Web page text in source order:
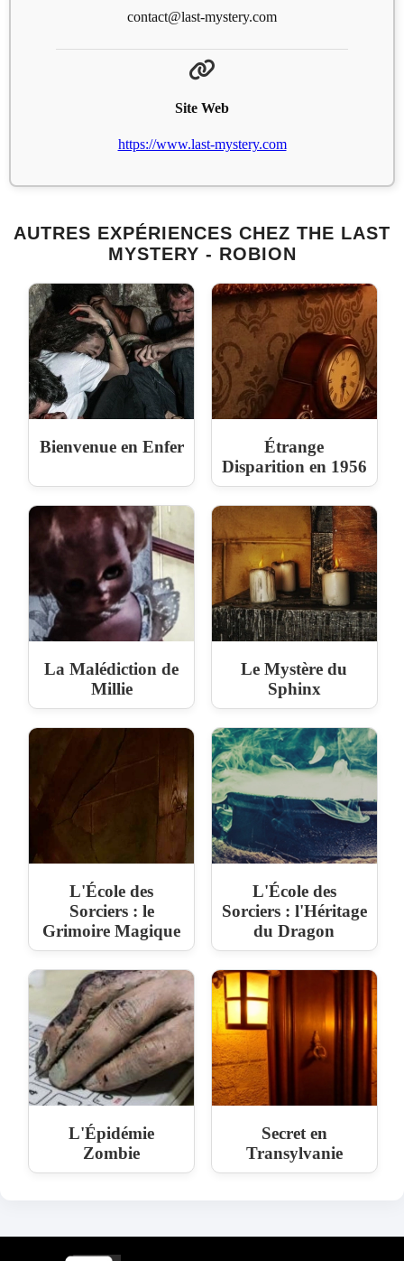
contact@last-mystery.com
Site Web
https://www.last-mystery.com
AUTRES EXPÉRIENCES CHEZ THE LAST
MYSTERY - ROBION
Bienvenue en Enfer
Étrange
Disparition en 1956
La Malédiction de
Millie
Le Mystère du
Sphinx
L'École des
Sorciers : le
Grimoire Magique
L'École des
Sorciers : l'Héritage
du Dragon
L'Épidémie
Zombie
Secret en
Transylvanie